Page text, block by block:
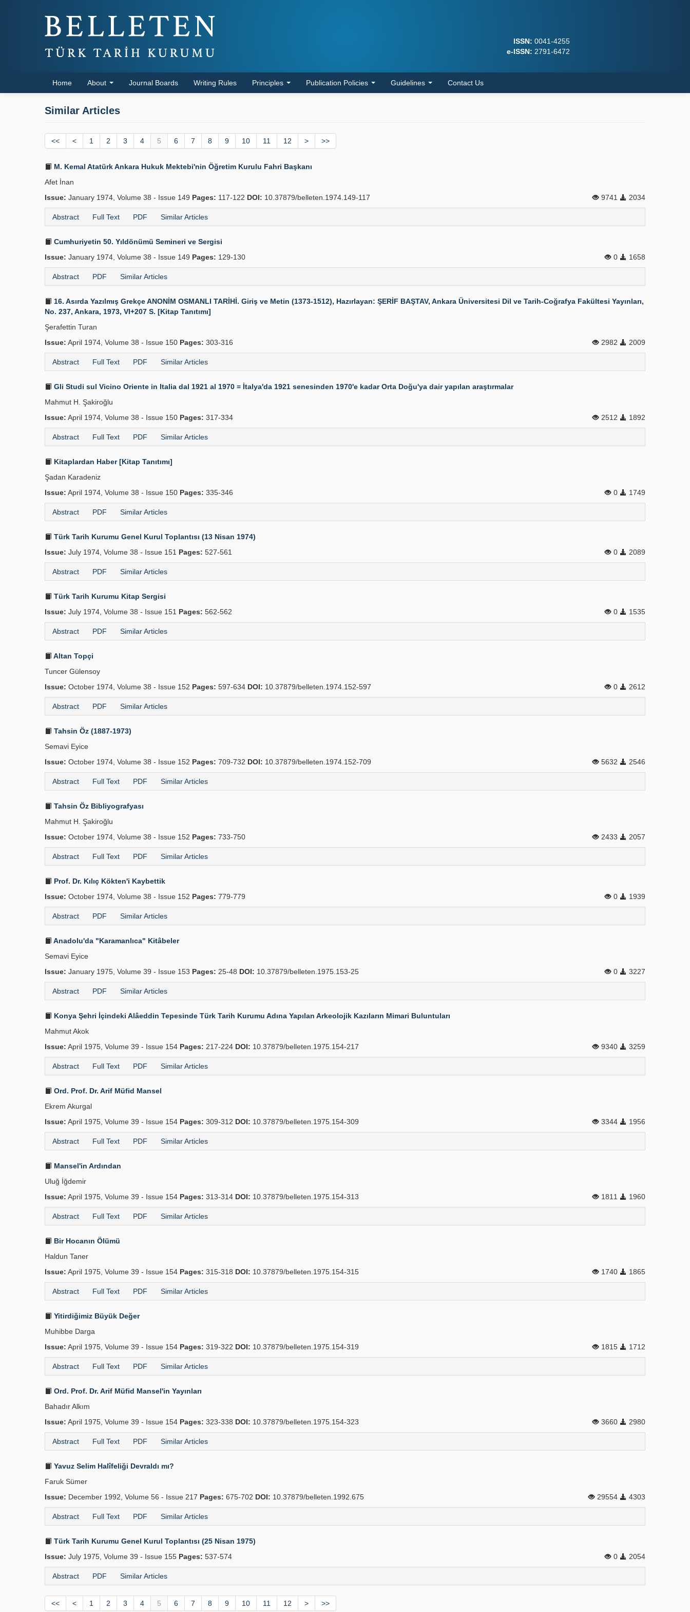
ISSN: 0041-4255
e-ISSN: 2791-6472
Home About Journal Boards Writing Rules Principles Publication Policies Guidelines Contact Us
Similar Articles
<< < 1 2 3 4 5 6 7 8 9 10 11 12 > >>
M. Kemal Atatürk Ankara Hukuk Mektebi'nin Öğretim Kurulu Fahri Başkanı
Afet İnan
Issue: January 1974, Volume 38 - Issue 149 Pages: 117-122 DOI: 10.37879/belleten.1974.149-117 9741 2034
Abstract Full Text PDF Similar Articles
Cumhuriyetin 50. Yıldönümü Semineri ve Sergisi
Issue: January 1974, Volume 38 - Issue 149 Pages: 129-130 0 1658
Abstract PDF Similar Articles
16. Asırda Yazılmış Grekçe ANONİM OSMANLI TARİHİ. Giriş ve Metin (1373-1512), Hazırlayan: ŞERİF BAŞTAV, Ankara Üniversitesi Dil ve Tarih-Coğrafya Fakültesi Yayınları,
No. 237, Ankara, 1973, VI+207 S. [Kitap Tanıtımı]
Şerafettin Turan
Issue: April 1974, Volume 38 - Issue 150 Pages: 303-316 2982 2009
Abstract Full Text PDF Similar Articles
Gli Studi sul Vicino Oriente in Italia dal 1921 al 1970 = İtalya'da 1921 senesinden 1970'e kadar Orta Doğu'ya dair yapılan araştırmalar
Mahmut H. Şakiroğlu
Issue: April 1974, Volume 38 - Issue 150 Pages: 317-334 2512 1892
Abstract Full Text PDF Similar Articles
Kitaplardan Haber [Kitap Tanıtımı]
Şadan Karadeniz
Issue: April 1974, Volume 38 - Issue 150 Pages: 335-346 0 1749
Abstract PDF Similar Articles
Türk Tarih Kurumu Genel Kurul Toplantısı (13 Nisan 1974)
Issue: July 1974, Volume 38 - Issue 151 Pages: 527-561 0 2089
Abstract PDF Similar Articles
Türk Tarih Kurumu Kitap Sergisi
Issue: July 1974, Volume 38 - Issue 151 Pages: 562-562 0 1535
Abstract PDF Similar Articles
Altan Topçi
Tuncer Gülensoy
Issue: October 1974, Volume 38 - Issue 152 Pages: 597-634 DOI: 10.37879/belleten.1974.152-597 0 2612
Abstract PDF Similar Articles
Tahsin Öz (1887-1973)
Semavi Eyice
Issue: October 1974, Volume 38 - Issue 152 Pages: 709-732 DOI: 10.37879/belleten.1974.152-709 5632 2546
Abstract Full Text PDF Similar Articles
Tahsin Öz Bibliyografyası
Mahmut H. Şakiroğlu
Issue: October 1974, Volume 38 - Issue 152 Pages: 733-750 2433 2057
Abstract Full Text PDF Similar Articles
Prof. Dr. Kılıç Kökten'i Kaybettik
Issue: October 1974, Volume 38 - Issue 152 Pages: 779-779 0 1939
Abstract PDF Similar Articles
Anadolu'da "Karamanlıca" Kitâbeler
Semavi Eyice
Issue: January 1975, Volume 39 - Issue 153 Pages: 25-48 DOI: 10.37879/belleten.1975.153-25 0 3227
Abstract PDF Similar Articles
Konya Şehri İçindeki Alâeddin Tepesinde Türk Tarih Kurumu Adına Yapılan Arkeolojik Kazıların Mimari Buluntuları
Mahmut Akok
Issue: April 1975, Volume 39 - Issue 154 Pages: 217-224 DOI: 10.37879/belleten.1975.154-217 9340 3259
Abstract Full Text PDF Similar Articles
Ord. Prof. Dr. Arif Müfid Mansel
Ekrem Akurgal
Issue: April 1975, Volume 39 - Issue 154 Pages: 309-312 DOI: 10.37879/belleten.1975.154-309 3344 1956
Abstract Full Text PDF Similar Articles
Mansel'in Ardından
Uluğ İğdemir
Issue: April 1975, Volume 39 - Issue 154 Pages: 313-314 DOI: 10.37879/belleten.1975.154-313 1811 1960
Abstract Full Text PDF Similar Articles
Bir Hocanın Ölümü
Haldun Taner
Issue: April 1975, Volume 39 - Issue 154 Pages: 315-318 DOI: 10.37879/belleten.1975.154-315 1740 1865
Abstract Full Text PDF Similar Articles
Yitirdiğimiz Büyük Değer
Muhibbe Darga
Issue: April 1975, Volume 39 - Issue 154 Pages: 319-322 DOI: 10.37879/belleten.1975.154-319 1815 1712
Abstract Full Text PDF Similar Articles
Ord. Prof. Dr. Arif Müfid Mansel'in Yayınları
Bahadır Alkım
Issue: April 1975, Volume 39 - Issue 154 Pages: 323-338 DOI: 10.37879/belleten.1975.154-323 3660 2980
Abstract Full Text PDF Similar Articles
Yavuz Selim Halîfeliği Devraldı mı?
Faruk Sümer
Issue: December 1992, Volume 56 - Issue 217 Pages: 675-702 DOI: 10.37879/belleten.1992.675 29554 4303
Abstract Full Text PDF Similar Articles
Türk Tarih Kurumu Genel Kurul Toplantısı (25 Nisan 1975)
Issue: July 1975, Volume 39 - Issue 155 Pages: 537-574 0 2054
Abstract PDF Similar Articles
<< < 1 2 3 4 5 6 7 8 9 10 11 12 > >>